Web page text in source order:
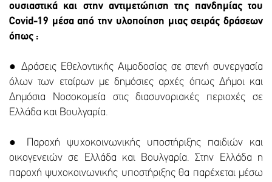
ουσιαστικά και στην αντιμετώπιση της πανδημίας του
Covid-19 μέσα από την υλοποίηση μιας σειράς δράσεων
όπως :
● Δράσεις Εθελοντικής Αιμοδοσίας σε στενή συνεργασία
όλων των εταίρων με δημόσιες αρχές όπως Δήμοι και
Δημόσια Νοσοκομεία στις διασυνοριακές περιοχές σε
Ελλάδα και Βουλγαρία.
● Παροχή ψυχοκοινωνικής υποστήριξης παιδιών και
οικογενειών σε Ελλάδα και Βουλγαρία. Στην Ελλάδα η
παροχή ψυχοκοινωνικής υποστήριξης θα παρέχεται μέσω